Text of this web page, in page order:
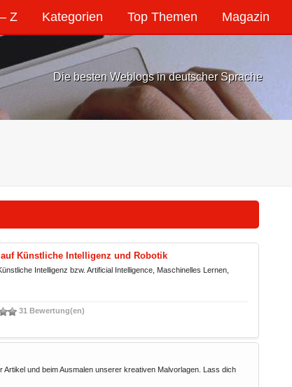
Z Kategorien Top Themen Magazin
Die besten Weblogs in deutscher Sprache
Künstliche Intelligenz und Robotik
Intelligenz bzw. Artificial Intelligence, Maschinelles Lernen,
31 Bewertung(en)
und beim Ausmalen unserer kreativen Malvorlagen. Lass dich